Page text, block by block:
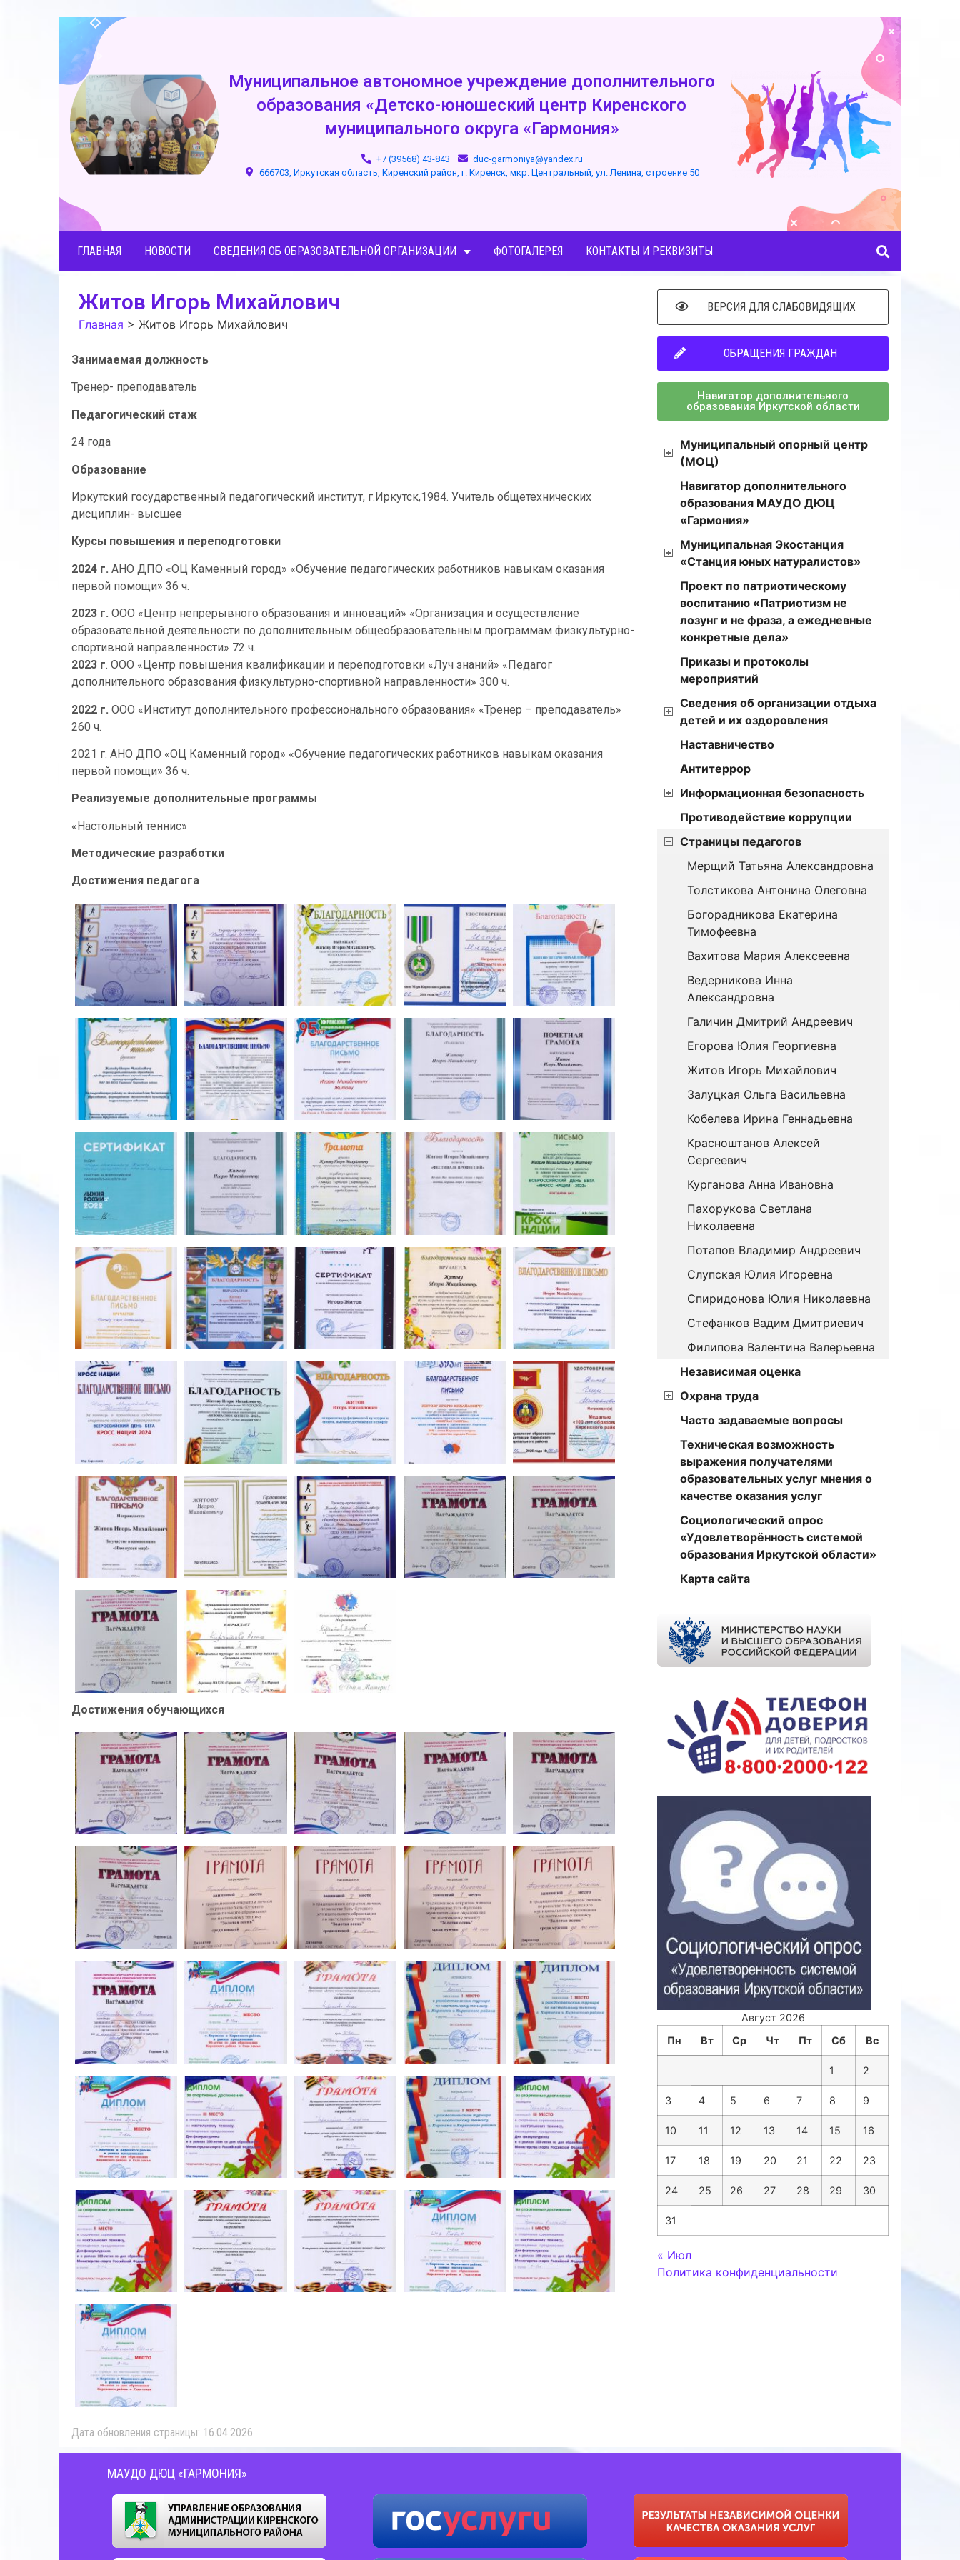
Муниципальное автономное учреждение дополнительного
образования «Детско-юношеский центр Киренского
муниципального округа «Гармония»
+7 (39568) 43-843
duc-garmoniya@yandex.ru
666703, Иркутская область, Киренский район, г. Киренск, мкр. Центральный, ул. Ленина, строение 50
ГЛАВНАЯ НОВОСТИ СВЕДЕНИЯ ОБ ОБРАЗОВАТЕЛЬНОЙ ОРГАНИЗАЦИИ ФОТОГАЛЕРЕЯ КОНТАКТЫ И РЕКВИЗИТЫ
Житов Игорь Михайлович
Главная > Житов Игорь Михайлович
Занимаемая должность
Тренер- преподаватель
Педагогический стаж
24 года
Образование
Иркутский государственный педагогический институт, г.Иркутск,1984. Учитель общетехнических
дисциплин- высшее
Курсы повышения и переподготовки
2024 г. АНО ДПО «ОЦ Каменный город» «Обучение педагогических работников навыкам оказания
первой помощи» 36 ч.
2023 г. ООО «Центр непрерывного образования и инноваций» «Организация и осуществление
образовательной деятельности по дополнительным общеобразовательным программам физкультурно-
спортивной направленности» 72 ч.
2023 г. ООО «Центр повышения квалификации и переподготовки «Луч знаний» «Педагог
дополнительного образования физкультурно-спортивной направленности» 300 ч.
2022 г. ООО «Институт дополнительного профессионального образования» «Тренер – преподаватель»
260 ч.
2021 г. АНО ДПО «ОЦ Каменный город» «Обучение педагогических работников навыкам оказания
первой помощи» 36 ч.
Реализуемые дополнительные программы
«Настольный теннис»
Методические разработки
Достижения педагога
Достижения обучающихся
Дата обновления страницы: 16.04.2026
ВЕРСИЯ ДЛЯ СЛАБОВИДЯЩИХ
ОБРАЩЕНИЯ ГРАЖДАН
Навигатор дополнительного
образования Иркутской области
Муниципальный опорный центр
(МОЦ)
Навигатор дополнительного
образования МАУДО ДЮЦ
«Гармония»
Муниципальная Экостанция
«Станция юных натуралистов»
Проект по патриотическому
воспитанию «Патриотизм не
лозунг и не фраза, а ежедневные
конкретные дела»
Приказы и протоколы
мероприятий
Сведения об организации отдыха
детей и их оздоровления
Наставничество
Антитеррор
Информационная безопасность
Противодействие коррупции
Страницы педагогов
Мерщий Татьяна Александровна
Толстикова Антонина Олеговна
Богорадникова Екатерина
Тимофеевна
Вахитова Мария Алексеевна
Ведерникова Инна
Александровна
Галичин Дмитрий Андреевич
Егорова Юлия Георгиевна
Житов Игорь Михайлович
Залуцкая Ольга Васильевна
Кобелева Ирина Геннадьевна
Красноштанов Алексей
Сергеевич
Курганова Анна Ивановна
Пахорукова Светлана
Николаевна
Потапов Владимир Андреевич
Слупская Юлия Игоревна
Спиридонова Юлия Николаевна
Стефанков Вадим Дмитриевич
Филипова Валентина Валерьевна
Независимая оценка
Охрана труда
Часто задаваемые вопросы
Техническая возможность
выражения получателями
образовательных услуг мнения о
качестве оказания услуг
Социологический опрос
«Удовлетворённость системой
образования Иркутской области»
Карта сайта
Август 2026
Пн
Вт Ср Чт Пт Сб Вс
1 2
3 4 5 6 7 8 9
10 11 12 13 14 15 16
17 18 19 20 21 22 23
24 25 26 27 28 29 30
31
« Июл
Политика конфиденциальности
МАУДО ДЮЦ «ГАРМОНИЯ»